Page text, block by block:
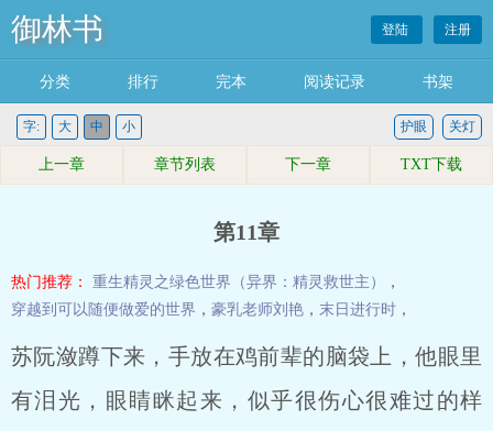
御林书 登陆 注册
分类 排行 完本 阅读记录 书架
字: 大 中 小 关灯
护眼
上一章 章节列表 下一章 TXT下载
第11章
热门推荐： 重生精灵之绿色世界（异界：精灵救世主）
，
穿越到可以随便做爱的世界 ， 豪乳老师刘艳 ， 末日进行时 ，
苏阮潋蹲下来，手放在鸡前辈的脑袋上，他眼里
有泪光，眼睛眯起来，似乎很伤心很难过的样